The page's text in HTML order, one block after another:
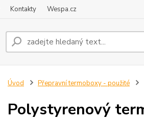
Kontakty Wespa.cz
Úvod Přepravní termoboxy - použité
Polystyrenový